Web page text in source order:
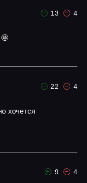
13 4
22 4
хочется
9 4